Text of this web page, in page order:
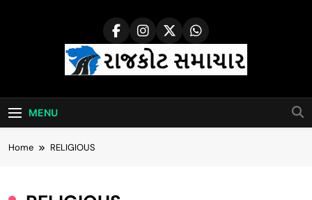
Rajkot Samachar
MENU
Home RELIGIOUS